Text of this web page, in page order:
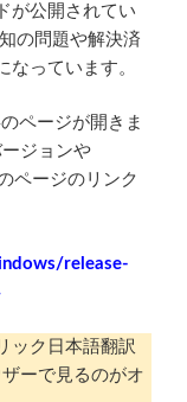
が公開されてい
の問題や解決済
なっています。
ページが開きま
ジョンや
ページのリンク
release-
ック日本語翻訳
ーで見るのがオ